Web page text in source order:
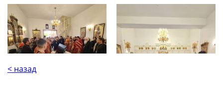
< назад